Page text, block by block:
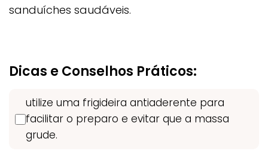
sanduíches saudáveis.
Dicas e Conselhos Práticos:
utilize uma frigideira antiaderente para
facilitar o preparo e evitar que a massa
grude.